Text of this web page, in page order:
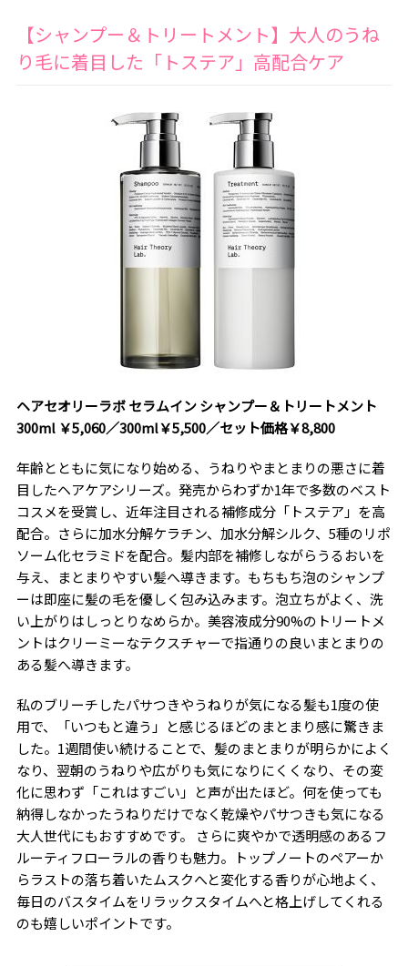
【シャンプー＆トリートメント】大人のうね
り毛に着目した「トステア」高配合ケア
ヘアセオリーラボセラムインシャンプー＆トリートメント
300ml ￥5,060／300ml￥5,500／セット価格￥8,800
年齢とともに気になり始める、うねりやまとまりの悪さに着
目したヘアケアシリーズ。発売からわずか1年で多数のベスト
コスメを受賞し、近年注目される補修成分「トステア」を高
配合。さらに加水分解ケラチン、加水分解シルク、5種のリポ
ソーム化セラミドを配合。髪内部を補修しながらうるおいを
与え、まとまりやすい髪へ導きます。もちもち泡のシャンプ
ーは即座に髪の毛を優しく包み込みます。泡立ちがよく、洗
い上がりはしっとりなめらか。美容液成分90%のトリートメ
ントはクリーミーなテクスチャーで指通りの良いまとまりの
ある髪へ導きます。
私のブリーチしたパサつきやうねりが気になる髪も1度の使
用で、「いつもと違う」と感じるほどのまとまり感に驚きま
した。 1週間使い続けることで、髪のまとまりが明らかによく
なり、翌朝のうねりや広がりも気になりにくくなり、その変
化に思わず「これはすごい」と声が出たほど。何を使っても
納得しなかったうねりだけでなく乾燥やパサつきも気になる
大人世代にもおすすめです。
さらに爽やかで透明感のあるフ
ルーティフローラルの香りも魅力。トップノートのペアーか
らラストの落ち着いたムスクへと変化する香りが心地よく、
毎日のバスタイムをリラックスタイムへと格上げしてくれる
のも嬉しいポイントです。